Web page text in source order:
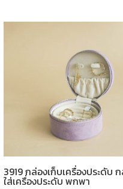
3919 กล่องเก็บเครื่องประดับ
ใส่เครื่องประดับ พกพา